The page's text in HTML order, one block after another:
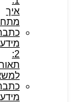
איך
מידע
2:
מידע